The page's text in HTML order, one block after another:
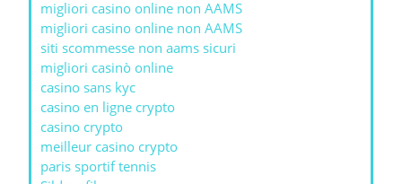
migliori casino online non AAMS
migliori casino online non AAMS
siti scommesse non aams sicuri
migliori casinò online
casino sans kyc
casino en ligne crypto
casino crypto
meilleur casino crypto
paris sportif tennis